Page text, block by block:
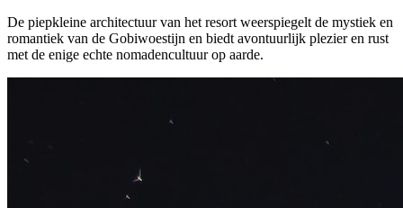
De piepkleine architectuur van het resort weerspiegelt de mystiek en
romantiek van de Gobiwoestijn en biedt avontuurlijk plezier en rust
met de enige echte nomadencultuur op aarde.